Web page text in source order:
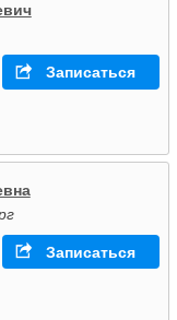
Записаться
Записаться